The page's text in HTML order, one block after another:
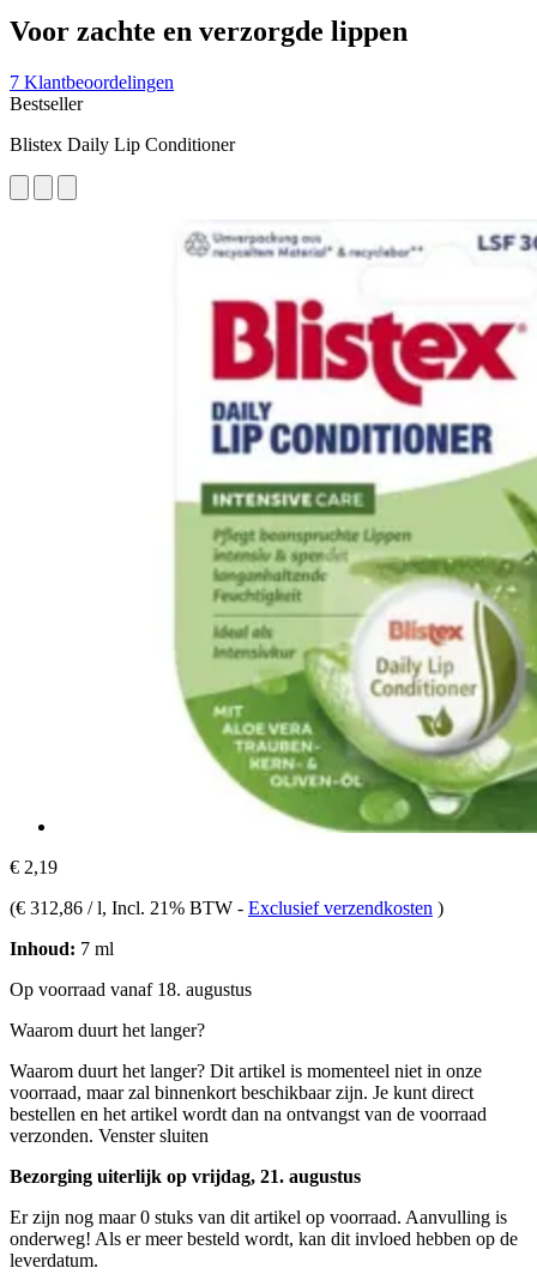
Voor zachte en verzorgde lippen
7 Klantbeoordelingen
Bestseller
Blistex Daily Lip Conditioner
€ 2,19
(€ 312,86 / l, Incl. 21% BTW - Exclusief verzendkosten )
Inhoud: 7 ml
Op voorraad vanaf 18. augustus
Waarom duurt het langer?
Waarom duurt het langer? Dit artikel is momenteel niet in onze
voorraad, maar zal binnenkort beschikbaar zijn. Je kunt direct
bestellen en het artikel wordt dan na ontvangst van de voorraad
verzonden. Venster sluiten
Bezorging uiterlijk op vrijdag, 21. augustus
Er zijn nog maar 0 stuks van dit artikel op voorraad. Aanvulling is
onderweg! Als er meer besteld wordt, kan dit invloed hebben op de
leverdatum.